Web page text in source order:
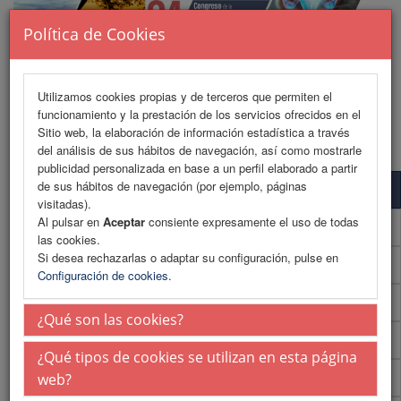
Política de Cookies
Utilizamos cookies propias y de terceros que permiten el
funcionamiento y la prestación de los servicios ofrecidos en el
Sitio web, la elaboración de información estadística a través
del análisis de sus hábitos de navegación, así como mostrarle
publicidad personalizada en base a un perfil elaborado a partir
de sus hábitos de navegación (por ejemplo, páginas
visitadas).
Al pulsar en Aceptar consiente expresamente el uso de todas
las cookies.
Si desea rechazarlas o adaptar su configuración, pulse en
Configuración de cookies.
¿Qué son las cookies?
¿Qué tipos de cookies se utilizan en esta página
web?
MENU
Programa
Programa (PDF)
Normativa comunicaciones
Envío de comunicaciones
Plantillas
Talleres